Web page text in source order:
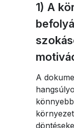
1) A
A